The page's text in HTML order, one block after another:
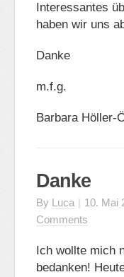
Interessantes
haben wir uns
Danke
m.f.g.
Barbara Höller-
Danke
By Luca | 10. Mai
Comments
Ich wollte mich
bedanken!